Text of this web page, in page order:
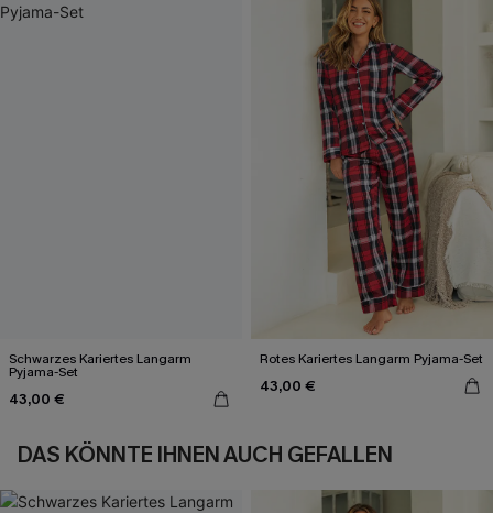
Schwarzes Kariertes Langarm
Pyjama-Set
43,00 €
Rotes Kariertes Langarm Pyjama-Set
43,00 €
DAS KÖNNTE IHNEN AUCH GEFALLEN